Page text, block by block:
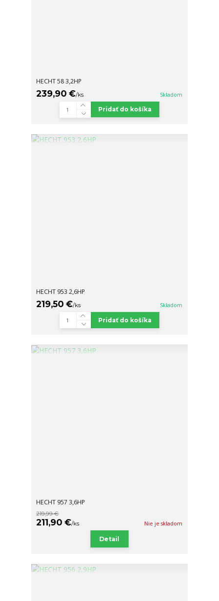
HECHT 58 3,2HP
239,90 €/ks Skladom
Pridať do košíka
HECHT 953 2,6HP
219,50 €/ks Skladom
Pridať do košíka
HECHT 957 3,6HP
219,99 €
211,90 €/ks Nie je skladom
Detail